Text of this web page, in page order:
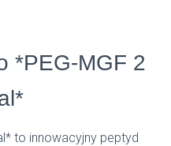
S
*PEG-MGF 2
to innowacyjny peptyd